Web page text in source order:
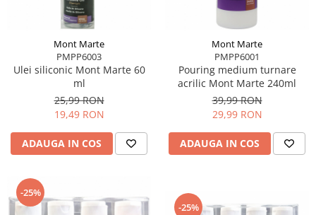
Mont Marte
PMPP6003
Ulei siliconic Mont Marte 60
ml
25,99 RON
19,49 RON
ADAUGA IN COS
Mont Marte
PMPP6001
Pouring medium turnare
acrilic Mont Marte 240ml
39,99 RON
29,99 RON
ADAUGA IN COS
-25%
-25%